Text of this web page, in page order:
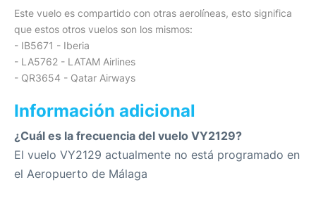
Este vuelo es compartido con otras aerolíneas, esto significa
que estos otros vuelos son los mismos:
- IB5671 - Iberia
- LA5762 - LATAM Airlines
- QR3654 - Qatar Airways
Información adicional
¿Cuál es la frecuencia del vuelo VY2129?
El vuelo VY2129 actualmente no está programado en
el Aeropuerto de Málaga